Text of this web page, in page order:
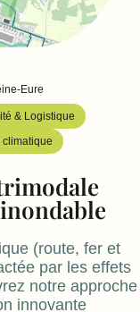
Eure
& Logistique
climatique
(route, fer et
par les effets
notre approche
innovante